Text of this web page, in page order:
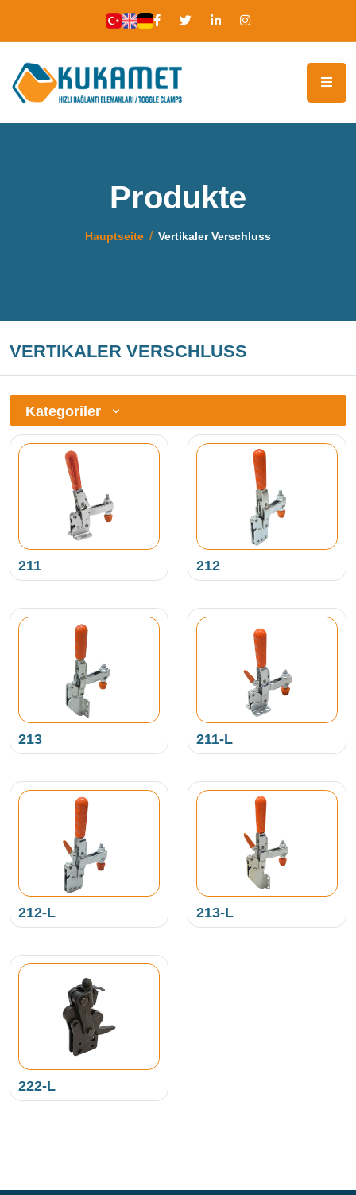
Produkte
Hauptseite Vertikaler Verschluss
VERTIKALER VERSCHLUSS
Kategoriler
211 212
213 211-L
212-L 213-L
222-L